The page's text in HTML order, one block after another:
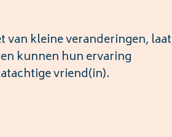
kleine veranderingen, laat
kunnen hun ervaring
vriend(in).